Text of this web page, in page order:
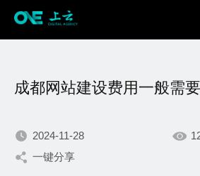
成都网站建设费用一般需
2024-11-28
一键分享